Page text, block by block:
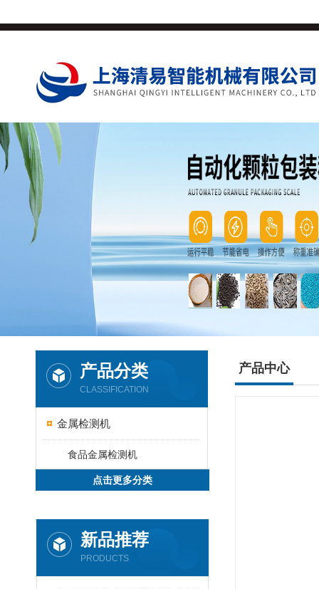
产品分类
CLASSIFICATION
金属检测机
食品金属检测机
点击更多分类
新品推荐
PRODUCTS
产品中心